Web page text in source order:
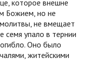
которое внешне
Божием, но не
не вмещает
семя упало в тернии
Оно было
житейскими